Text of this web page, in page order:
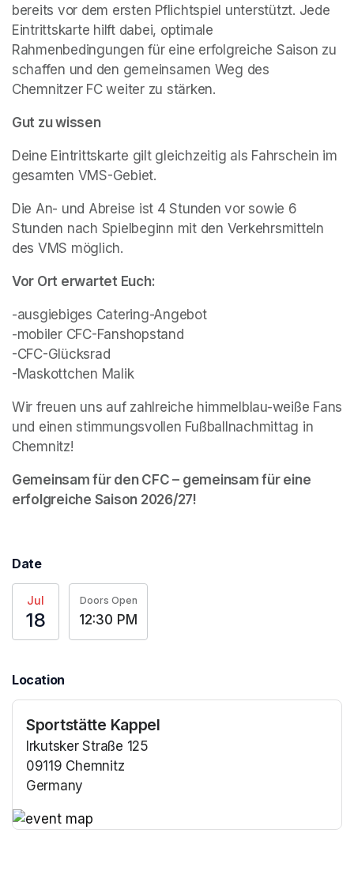
bereits vor dem ersten Pflichtspiel unterstützt. Jede
Eintrittskarte hilft dabei, optimale
Rahmenbedingungen für eine erfolgreiche Saison zu
schaffen und den gemeinsamen Weg des
Chemnitzer FC weiter zu stärken.
Gut zu wissen
Deine Eintrittskarte gilt gleichzeitig als Fahrschein im
gesamten VMS-Gebiet.
Die An- und Abreise ist 4 Stunden vor sowie 6
Stunden nach Spielbeginn mit den Verkehrsmitteln
des VMS möglich.
Vor Ort erwartet Euch:
-ausgiebiges Catering-Angebot
-mobiler CFC-Fanshopstand
-CFC-Glücksrad
-Maskottchen Malik
Wir freuen uns auf zahlreiche himmelblau-weiße Fans
und einen stimmungsvollen Fußballnachmittag in
Chemnitz!
Gemeinsam für den CFC – gemeinsam für eine
erfolgreiche Saison 2026/27!
Date
Jul
18
Doors Open
12:30 PM
Location
Sportstätte Kappel
Irkutsker Straße 125
09119 Chemnitz
Germany